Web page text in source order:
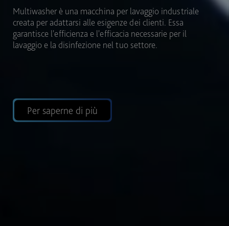
Multiwasher è stata progettata per adattarsi a diversi
settori, con la possibilità di integrare vari utensili e vari
scopi in un unico lavaggio, consentendo così una
maggiore flessibilità.
Per saperne di più